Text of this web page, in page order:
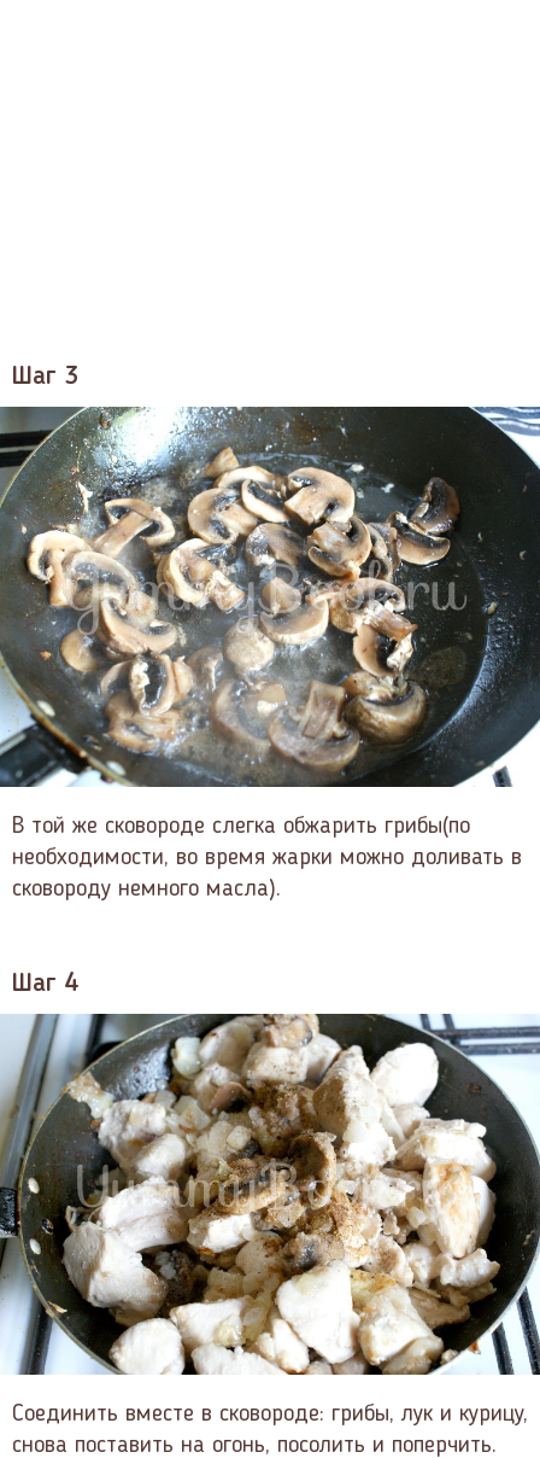
Шаг 3
В той же сковороде слегка обжарить грибы(по
необходимости, во время жарки можно доливать в
сковороду немного масла).
Шаг 4
Соединить вместе в сковороде: грибы, лук и курицу,
снова поставить на огонь, посолить и поперчить.